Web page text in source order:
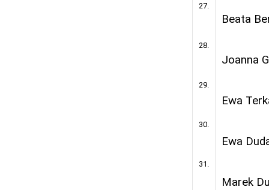
27.
28.
29.
30.
31.
Beata
Joanna
Ewa
Ewa
Marek